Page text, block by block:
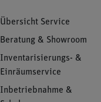
Übersicht Service
Beratung & Showroom
Inventarisierungs- &
Einräumservice
Inbetriebnahme &